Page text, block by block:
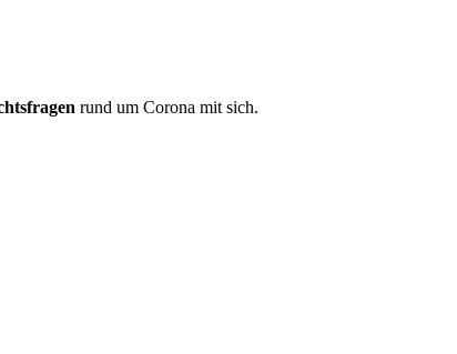
rund um Corona mit sich.